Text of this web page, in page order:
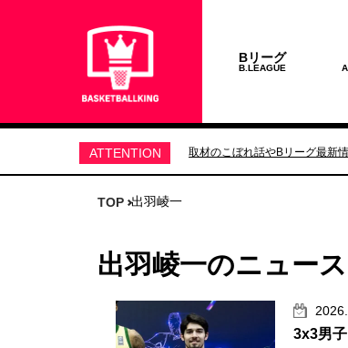
Bリーグ
B.LEAGUE
ATTENTION 取材のこぼれ話やBリーグ最新
TOP 出羽崚一
出羽崚一のニュース
3x3男